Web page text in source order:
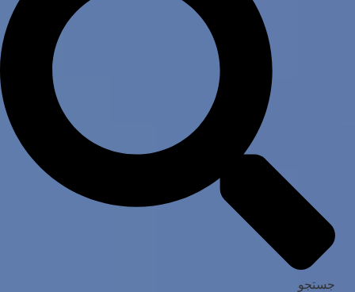
جستجو